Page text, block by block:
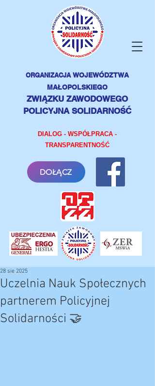
ORGANIZACJAWOJEWÓDZTWA
MAŁOPOLSKIEGO
ZWIĄZKU ZAWODOWEGO
POLICYJNA SOLIDARNOŚĆ
DIALOG - WSPÓŁPRACA -
TRANSPARENTNOŚĆ
DOŁĄCZ
Uczelnia Nauk Społecznych
partnerem Policyjnej
Solidarności 🤝
28 sie 2025